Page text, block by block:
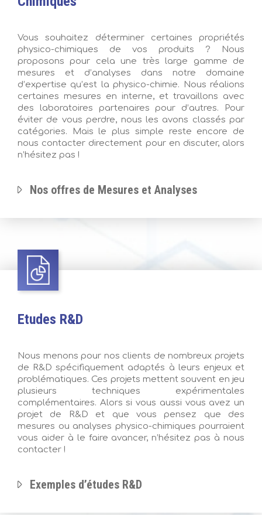
Vous souhaitez déterminer certaines propriétés
physico-chimiques de vos produits ? Nous
proposons pour cela une très large gamme de
mesures et d’analyses dans notre domaine
d’expertise qu’est la physico-chimie. Nous réalions
certaines mesures en interne, et travaillons avec
des laboratoires partenaires pour d’autres. Pour
éviter de vous perdre, nous les avons classés par
catégories. Mais le plus simple reste encore de
nous contacter directement pour en discuter, alors
n’hésitez pas !
Nos offres de Mesures et Analyses
Etudes R&D
Nous menons pour nos clients de nombreux projets
de R&D spécifiquement adaptés à leurs enjeux et
problématiques. Ces projets mettent souvent en jeu
plusieurs techniques expérimentales
complémentaires. Alors si vous aussi vous avez un
projet de R&D et que vous pensez que des
mesures ou analyses physico-chimiques pourraient
vous aider à le faire avancer, n’hésitez pas à nous
contacter !
Exemples d’études R&D